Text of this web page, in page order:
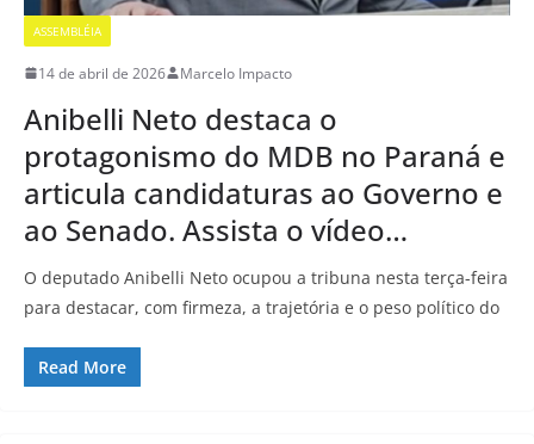
ASSEMBLÉIA
14 de abril de 2026 Marcelo Impacto
Anibelli Neto destaca o
protagonismo do MDB no Paraná e
articula candidaturas ao Governo e
ao Senado. Assista o vídeo…
O deputado Anibelli Neto ocupou a tribuna nesta terça-feira
para destacar, com firmeza, a trajetória e o peso político do
Read More